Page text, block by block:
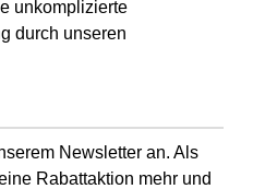
unkomplizierte
durch unseren
Newsletter an. Als
Rabattaktion mehr und